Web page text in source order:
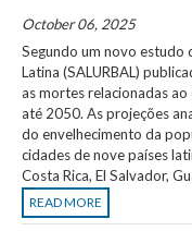
October 06, 2025
Segundo um novo estudo
Latina (SALURBAL)
as mortes relacionadas
até 2050. As projeções
do envelhecimento da
cidades de nove países
Costa Rica, El Salvador,
READ MORE